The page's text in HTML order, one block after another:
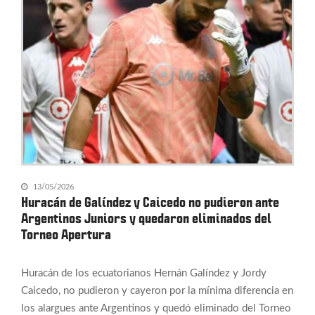
13/05/2026
Huracán de Galíndez y Caicedo no pudieron ante
Argentinos Juniors y quedaron eliminados del
Torneo Apertura
Huracán de los ecuatorianos Hernán Galíndez y Jordy
Caicedo, no pudieron y cayeron por la mínima diferencia en
los alargues ante Argentinos y quedó eliminado del Torneo